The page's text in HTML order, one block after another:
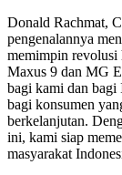
Donald Rachmat,
pengenalannya
memimpin revolusi
Maxus 9 dan MG
bagi kami dan bagi
bagi konsumen
berkelanjutan.
ini, kami siap
masyarakat